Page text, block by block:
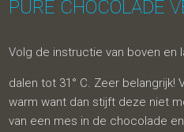
PURE CHOCOLADE
Volg de instructie van boven en
dalen tot 31° C. Zeer
warm want dan stijft deze niet
van een mes in de chocolade